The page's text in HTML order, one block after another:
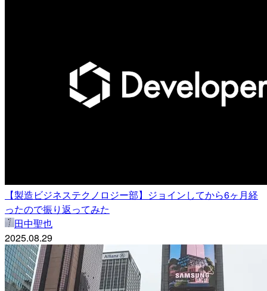
【製造ビジネステクノロジー部】ジョインしてから6ヶ月経
ったので振り返ってみた
田中聖也
2025.08.29